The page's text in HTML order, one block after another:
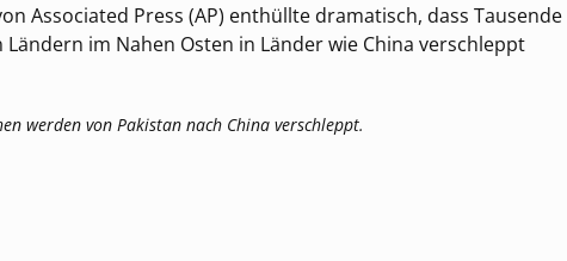
Associated Press (AP) enthüllte dramatisch, dass Tausende
im Nahen Osten in Länder wie China verschleppt
werden von Pakistan nach China verschleppt.